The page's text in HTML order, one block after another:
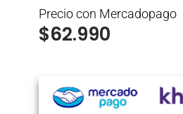
Precio con Mercadopago
$62.990